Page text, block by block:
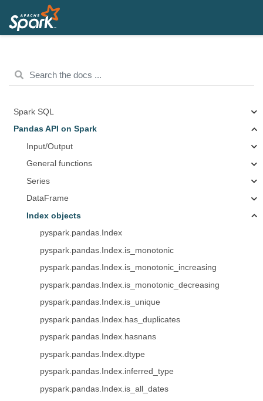
Spark SQL
Pandas API on Spark
Input/Output
General functions
Series
DataFrame
Index objects
pyspark.pandas.Index
pyspark.pandas.Index.is_monotonic
pyspark.pandas.Index.is_monotonic_increasing
pyspark.pandas.Index.is_monotonic_decreasing
pyspark.pandas.Index.is_unique
pyspark.pandas.Index.has_duplicates
pyspark.pandas.Index.hasnans
pyspark.pandas.Index.dtype
pyspark.pandas.Index.inferred_type
pyspark.pandas.Index.is_all_dates